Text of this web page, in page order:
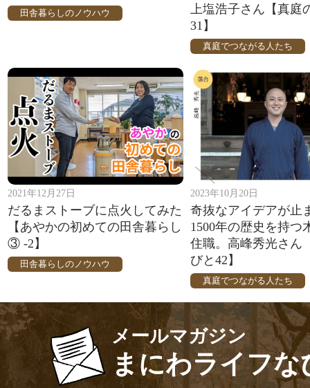
田舎暮らしのノウハウ
上塩浩子さん【真庭
31】
真庭でつながる人たち
2021年12月27日
だるまストーブに点火してみた
【あやかの初めての田舎暮らし
③ -2】
田舎暮らしのノウハウ
2023年10月20日
奇抜なアイデアが止
1500年の歴史を持つ
住職。高峰秀光さん
びと42】
真庭でつながる人たち
メールマガジン
まにわライフな